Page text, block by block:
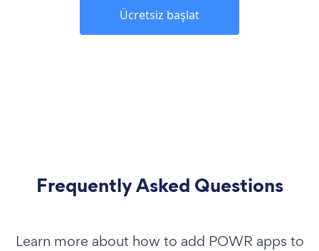
Ücretsiz başlat
Frequently Asked Questions
Learn more about how to add POWR apps to